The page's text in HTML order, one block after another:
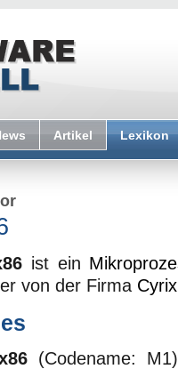
Artikel Lexikon
ist ein
von der Firma Cyrix
(Codename: